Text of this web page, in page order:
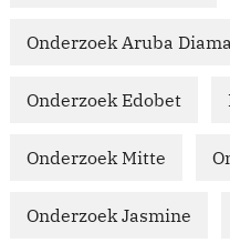
Onderzoek Aruba
Onderzoek Edobet
Onderzoek Mitte
Onderzoek Jasmine